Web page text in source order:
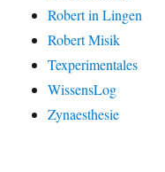
Robert in Lingen
Robert Misik
Texperimentales
WissensLog
Zynaesthesie